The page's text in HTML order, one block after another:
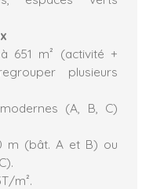
651 m² (activité +
plusieurs
(A, B, C)
m (bât. A et B) ou
m².